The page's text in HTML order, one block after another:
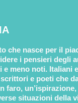
che nasce per il
i pensieri degli
e meno noti. Italiani
e poeti che
faro,
situazioni della